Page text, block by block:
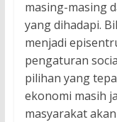
masing-masing
yang dihadapi.
menjadi
pengaturan
pilihan yang
ekonomi masih
masyarakat